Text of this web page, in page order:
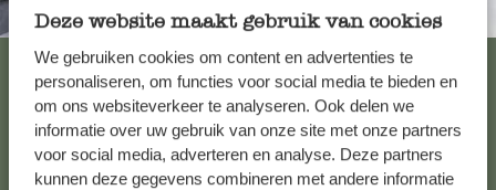
Deze website maakt gebruik van cookies
We gebruiken cookies om content en advertenties te
personaliseren, om functies voor social media te bieden en
om ons websiteverkeer te analyseren. Ook delen we
informatie over uw gebruik van onze site met onze partners
voor social media, adverteren en analyse. Deze partners
kunnen deze gegevens combineren met andere informatie
Immer in der Nähe
Alle 62 Geschäfte anzeigen
Kundenservice/Hilfe